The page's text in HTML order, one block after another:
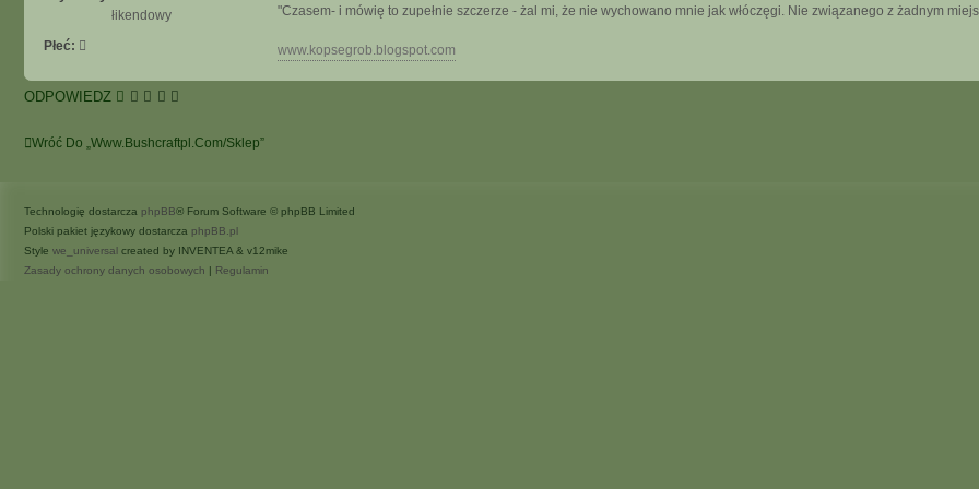
A
N
O
E
łikendowy
Płeć:
"Czasem- i mówię to zupełnie szczerze - żal mi, że nie wychowano mnie jak włóczęgi. Nie związanego z żadnym
www.kopsegrob.blogspot.com
ODPOWIEDZ
Wróć Do „www.bushcraftpl.com/sklep”
Technologię dostarcza phpBB® Forum Software © phpBB Limited
Polski pakiet językowy dostarcza phpBB.pl
Style we_universal created by INVENTEA & v12mike
Zasady ochrony danych osobowych | Regulamin